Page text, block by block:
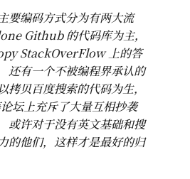
要编码方式分为有两大流
Github 的代码库为主，
StackOverFlow 上的答
还有一个不被编程界承认的
拷贝百度搜索的代码为生，
坛上充斥了大量互相抄袭
或许对于没有英文基础和搜
的他们，这样才是最好的归